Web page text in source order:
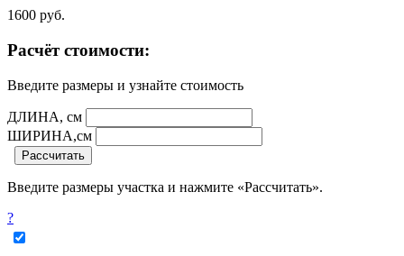
1600 руб.
Расчёт стоимости:
Введите размеры и узнайте стоимость
ДЛИНА, см
ШИРИНА,см
Рассчитать
Введите размеры участка и нажмите «Рассчитать».
?